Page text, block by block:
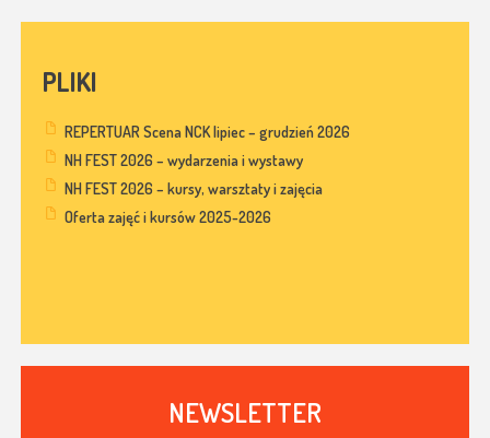
PLIKI
REPERTUAR Scena NCK lipiec – grudzień 2026
NH FEST 2026 – wydarzenia i wystawy
NH FEST 2026 – kursy, warsztaty i zajęcia
Oferta zajęć i kursów 2025-2026
NEWSLETTER